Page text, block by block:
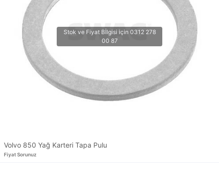
Volvo 850 Yağ Karteri Tapa Pulu
Fiyat Sorunuz